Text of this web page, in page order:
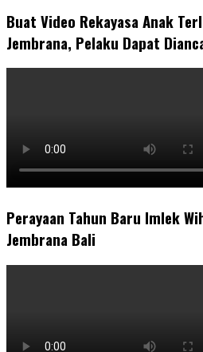
Buat Video Rekayasa Anak
Jembrana, Pelaku Dapat
Perayaan Tahun Baru Imlek
Jembrana Bali